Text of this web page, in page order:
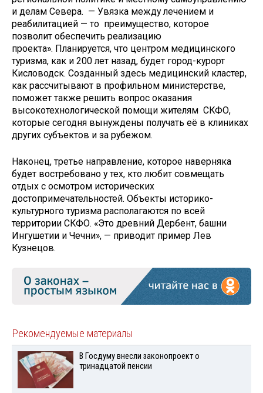
и делам Севера. — Увязка между лечением и
реабилитацией — то преимущество, которое
позволит обеспечить реализацию
проекта». Планируется, что центром медицинского
туризма, как и 200 лет назад, будет город-курорт
Кисловодск. Созданный здесь медицинский кластер,
как рассчитывают в профильном министерстве,
поможет также решить вопрос оказания
высокотехнологической помощи жителям СКФО,
которые сегодня вынуждены получать её в клиниках
других субъектов и за рубежом.
Наконец, третье направление, которое наверняка
будет востребовано у тех, кто любит совмещать
отдых с осмотром исторических
достопримечательностей. Объекты историко-
культурного туризма располагаются по всей
территории СКФО. «Это древний Дербент, башни
Ингушетии и Чечни», — приводит пример Лев
Кузнецов.
Рекомендуемые материалы
В Госдуму внесли законопроект о
тринадцатой пенсии